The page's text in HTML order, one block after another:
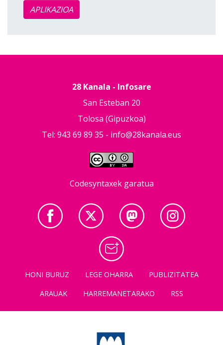
APLIKAZIOA
28 Kanala - Infosare
San Esteban 20
Tolosa (Gipuzkoa)
Tel: 943 69 89 35 - info@28kanala.eus
Codesyntaxek garatua
HONI BURUZ LEGE OHARRA
PUBLIZITATEA
ARAUAK
HARREMANETARAKO RSS